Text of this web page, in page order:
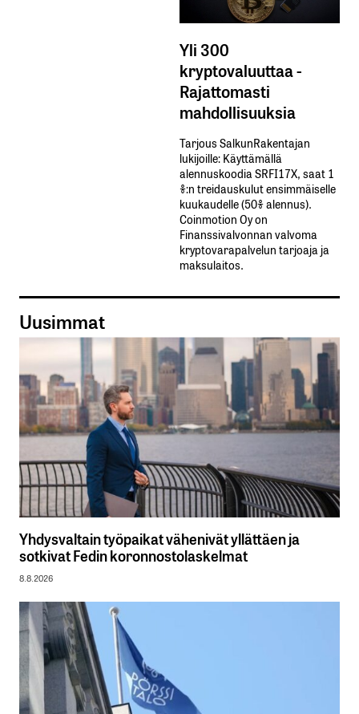
Yli 300
kryptovaluuttaa -
Rajattomasti
mahdollisuuksia
Tarjous SalkunRakentajan
lukijoille: Käyttämällä​ ​
alennuskoodia​ ​SRFI17X,​ ​saat​ ​1
%:n treidauskulut​ ​ensimmäiselle​ ​
kuukaudelle​ ​(50%​ ​alennus).
Coinmotion Oy on
Finanssivalvonnan valvoma
kryptovarapalvelun tarjoaja ja
maksulaitos.
Uusimmat
Yhdysvaltain työpaikat vähenivät yllättäen ja
sotkivat Fedin koronnostolaskelmat
8.8.2026